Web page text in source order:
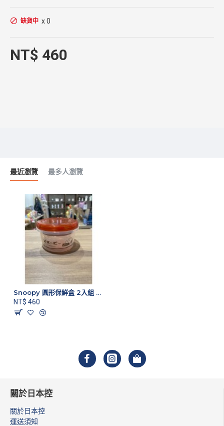
NT$ 460
缺貨中 x 0
最近瀏覽 最多人瀏覽
Snoopy 圓形保鮮盒 2入組 紅咖配色款
NT$ 460
關於日本控
關於日本控
運送須知